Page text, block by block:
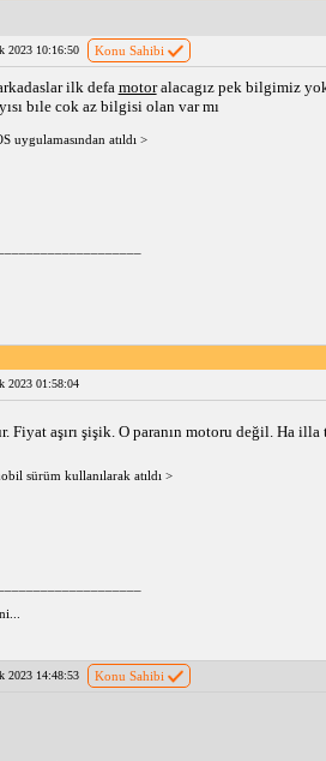
2023 10:16:50 Konu Sahibi
ilk defa motoralacagız pek bilgimiz
bıle cok az bilgisi olan var mı
uygulamasından atıldı >
2023 01:58:04
Fiyat aşırı şişik. O paranın motoru değil. Ha
sürüm kullanılarak atıldı >
2023 14:48:53 Konu Sahibi